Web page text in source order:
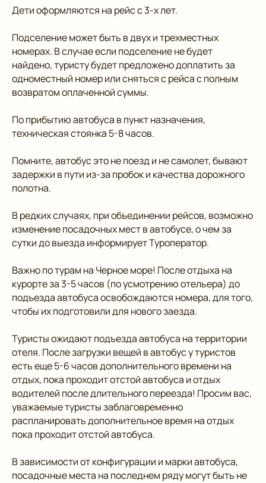
Дети оформляются на рейс с 3-х лет.
Подселение может быть в двух и трехместных
номерах. В случае если подселение не будет
найдено, туристу будет предложено доплатить за
одноместный номер или сняться с рейса с полным
возвратом оплаченной суммы.
По прибытию автобуса в пункт назначения,
техническая стоянка 5-8 часов.
Помните, автобус это не поезд и не самолет, бывают
задержки в пути из-за пробок и качества дорожного
полотна.
В редких случаях, при объединении рейсов, возможно
изменение посадочных мест в автобусе, о чем за
сутки до выезда информирует Туроператор.
Важно по турам на Черное море! После отдыха на
курорте за 3-5 часов (по усмотрению отельера) до
подъезда автобуса освобождаются номера, для того,
чтобы их подготовили для нового заезда.
Туристы ожидают подъезда автобуса на территории
отеля. После загрузки вещей в автобус у туристов
есть еще 5-6 часов дополнительного времени на
отдых, пока проходит отстой автобуса и отдых
водителей после длительного переезда! Просим вас,
уважаемые туристы заблаговременно
распланировать дополнительное время на отдых
пока проходит отстой автобуса.
В зависимости от конфигурации и марки автобуса,
посадочные места на последнем ряду могут быть не